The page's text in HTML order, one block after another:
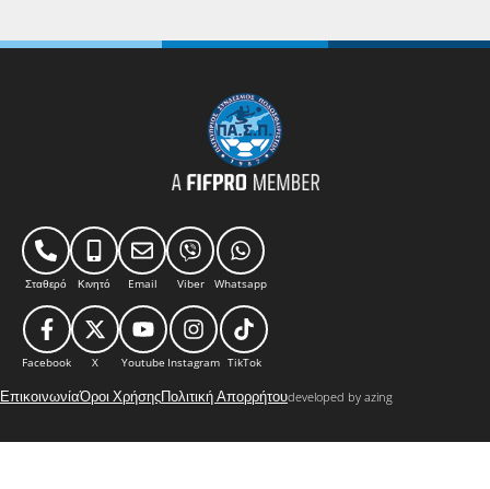
Σταθερό Κινητό Email Viber Whatsapp
Facebook X Youtube Instagram TikTok
ΕπικοινωνίαΌροι ΧρήσηςΠολιτική Απορρήτουdeveloped by azing